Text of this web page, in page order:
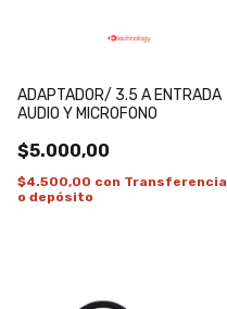
ADAPTADOR/ 3.5 A ENTRADA
AUDIO Y MICROFONO
$5.000,00
$4.500,00 con Transferencia
o depósito